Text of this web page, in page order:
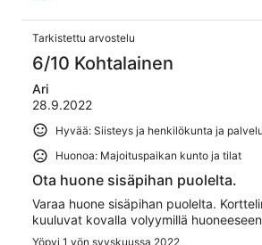
Tarkistettu arvostelu
6/10 Kohtalainen
Ari
28.9.2022
Hyvää: Siisteys ja henkilökunta ja palvelu
Huonoa: Majoituspaikan kunto ja tilat
Ota huone sisäpihan puolelta.
Varaa huone sisäpihan puolelta.
kuuluvat kovalla volyymillä
Yöpyi 1 yön syyskuussa 2022